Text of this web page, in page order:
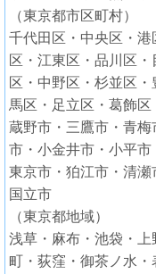
（東京都市区町村）
千代田区・中央区・
区・江東区・品川区
区・中野区・杉並区
馬区・足立区・葛飾
蔵野市・三鷹市・青
市・小金井市・小平
東京市・狛江市・清瀬
国立市
（東京都地域）
浅草・麻布・池袋・
町・荻窪・御茶ノ水